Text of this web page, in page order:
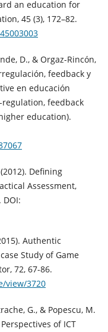
an education for
45 (3), 172–82.
D., & Orgaz-Rincón,
feedback y
en educación
feedback
education).
Defining
Assessment,
DOI:
Authentic
Study of Game
72, 67-86.
view/3720
G., & Popescu, M.
of ICT